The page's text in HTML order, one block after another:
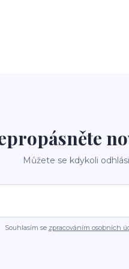
Můžete se kdykoli
Souhlasím se zpracováním osobních